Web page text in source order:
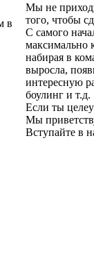
в
Мы не
того, чтобы
С самого
максимально
набирая в
выросла,
интересную
боулинг и т.д.
Если ты
Мы
Вступайте в